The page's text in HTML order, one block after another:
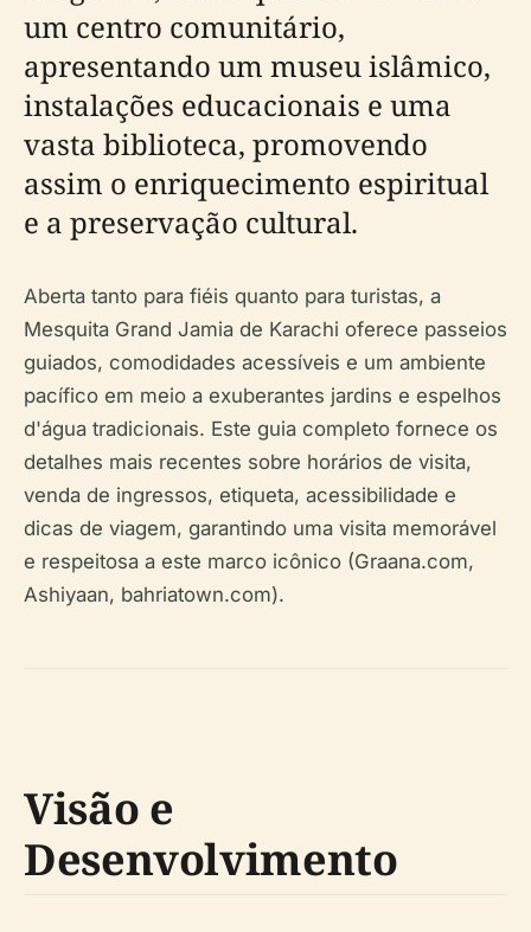
um centro comunitário,
apresentando um museu islâmico,
instalações educacionais e uma
vasta biblioteca, promovendo
assim o enriquecimento espiritual
e a preservação cultural.
Aberta tanto para fiéis quanto para turistas, a
Mesquita Grand Jamia de Karachi oferece passeios
guiados, comodidades acessíveis e um ambiente
pacífico em meio a exuberantes jardins e espelhos
d'água tradicionais. Este guia completo fornece os
detalhes mais recentes sobre horários de visita,
venda de ingressos, etiqueta, acessibilidade e
dicas de viagem, garantindo uma visita memorável
e respeitosa a este marco icônico (Graana.com,
Ashiyaan, bahriatown.com).
Visão e
Desenvolvimento